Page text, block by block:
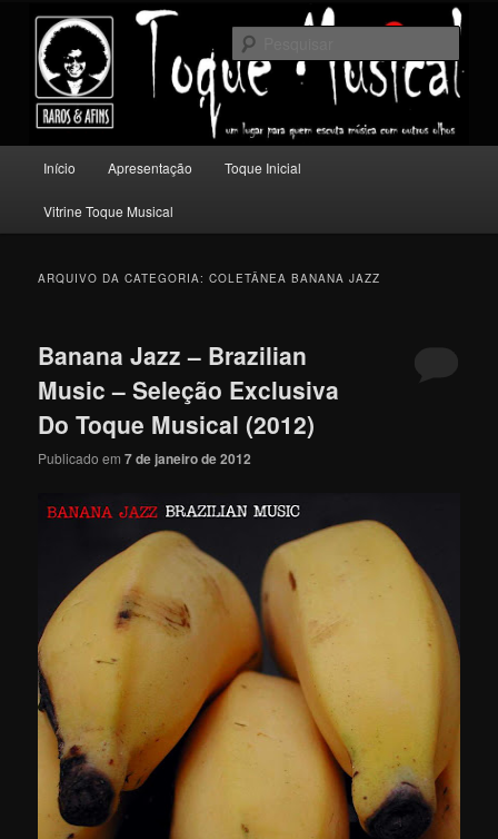
conteúdo
principal
conteúdo
secundário
Toque Musical
Um lugar para quem escuta música com outros olhos.
principal
Início Apresentação Toque Inicial
Vitrine Toque Musical
ARQUIVO DA CATEGORIA:COLETÂNEA BANANA JAZZ
Banana Jazz – Brazilian
Music – Seleção Exclusiva
Do Toque Musical (2012)
Publicado em7 de janeiro de 2012